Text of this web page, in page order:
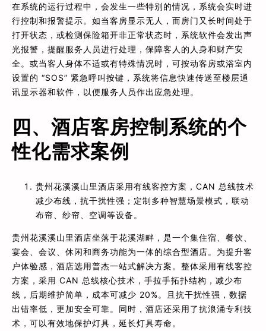
在系统的运行过程中，会发生一些特别的情况，系统会实时进
行控制和报警提示。如当客房显示无人，而房门又长时间处于
打开状态，或检测保险箱开非正常状态时，系统软件会发出声
光报警，提醒服务人员进行处理，保障客人的人身和财产安
全。或当客人身体不适或有特殊情况时，可按动客房或浴室内
设置的 “SOS” 紧急呼叫按键，系统将信息快速传送至楼层通
讯显示器和软件，以便服务人员作出应急处理。
四、酒店客房控制系统的个
性化需求案例
贵州花溪溪山里酒店采用有线客控方案，CAN 总线技术
减少布线，抗干扰性强；定制多种智慧场景模式，联动
布帘、纱帘、空调等设备。
贵州花溪溪山里酒店坐落于花溪湖畔，是一个集住宿、餐饮、
宴会、会议、休闲和商务功能为一体的综合型酒店。为提升客
户体验感，酒店选用普杰一站式解决方案。整体采用有线客控
方案，采用 CAN 总线核心技术，手拉手拓扑结构，减少布
线，后期维护简单，成本可减少 20%。且抗干扰性强，数据
出错率低，更加安全可靠。同时，酒店还采用了抗浪涌专利技
术，可以有效地保护灯具，延长灯具寿命。